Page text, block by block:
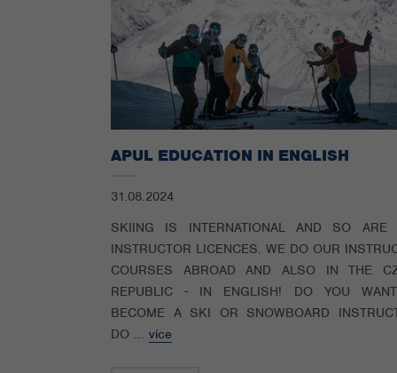
APUL EDUCATION IN ENGLISH
31.08.2024
SKIING IS INTERNATIONAL AND SO ARE
INSTRUCTOR LICENCES. WE DO OUR
COURSES ABROAD AND ALSO IN THE
REPUBLIC - IN ENGLISH! DO YOU
BECOME A SKI OR SNOWBOARD
DO ... více